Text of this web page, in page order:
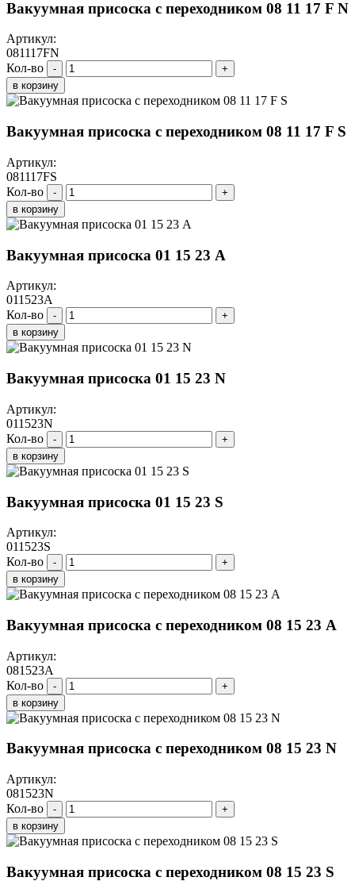
Вакуумная присоска с переходником 08 11 17 F N
Артикул:
081117FN
Кол-во
-
+
в корзину
Вакуумная присоска с переходником 08 11 17 F S
Артикул:
081117FS
Кол-во
-
+
в корзину
Вакуумная присоска 01 15 23 A
Артикул:
011523A
Кол-во
-
+
в корзину
Вакуумная присоска 01 15 23 N
Артикул:
011523N
Кол-во
-
+
в корзину
Вакуумная присоска 01 15 23 S
Артикул:
011523S
Кол-во
-
+
в корзину
Вакуумная присоска с переходником 08 15 23 A
Артикул:
081523A
Кол-во
-
+
в корзину
Вакуумная присоска с переходником 08 15 23 N
Артикул:
081523N
Кол-во
-
+
в корзину
Вакуумная присоска с переходником 08 15 23 S